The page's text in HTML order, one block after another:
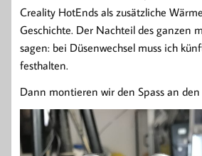
Creality HotEnds als zusätzliche
Geschichte. Der Nachteil des ganzen
sagen: bei Düsenwechsel muss ich
festhalten.
Dann montieren wir den Spass an